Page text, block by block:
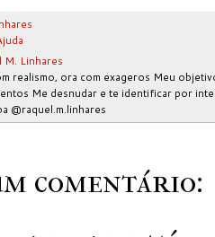
M. Linhares
realismo, ora com exageros Meu
Me desnudar e te identificar por
@raquel.m.linhares
comentário: